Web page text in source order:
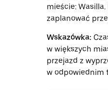
mieście:
zaplanować
Wskazówka:
w większych
przejazd z
w odpowiednim